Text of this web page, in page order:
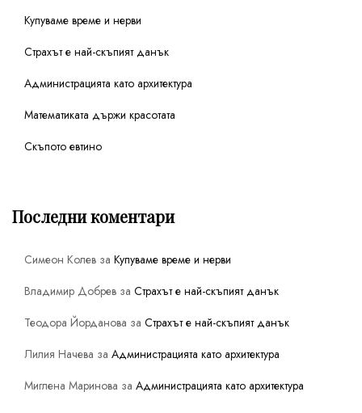
Купуваме време и нерви
Страхът е най-скъпият данък
Администрацията като архитектура
Математиката държи красотата
Скъпото евтино
Последни коментари
Симеон Колев за Купуваме време и нерви
Владимир Добрев за Страхът е най-скъпият данък
Теодора Йорданова за Страхът е най-скъпият данък
Лилия Начева за Администрацията като архитектура
Миглена Маринова за Администрацията като архитектура